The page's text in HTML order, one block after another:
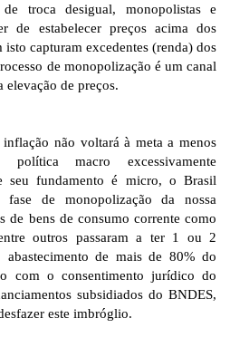
troca desigual, monopolistas e
de estabelecer preços acima dos
capturam excedentes (renda) dos
de monopolização é um canal
elevação de preços.
não voltará à meta a menos
macro excessivamente
seu fundamento é micro, o Brasil
de monopolização da nossa
de bens de consumo corrente como
outros passaram a ter 1 ou 2
abastecimento de mais de 80% do
com o consentimento jurídico do
subsidiados do BNDES,
este imbróglio.